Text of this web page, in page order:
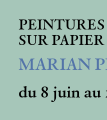
SUR PAPIER
MARIAN
du 8 juin au